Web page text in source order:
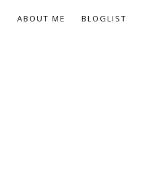
ABOUT ME BLOGLIST